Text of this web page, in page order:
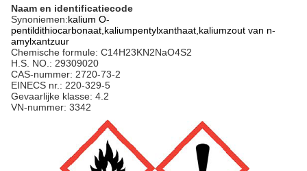
Naam en identificatiecode
Synoniemen:kalium O-
pentildithiocarbonaat kaliumpentylxanthaat kaliumzout van n-
amylxantzuur
Chemische formule: C14H23KN2NaO4S2
H.S. NO.: 29309020
CAS-nummer: 2720-73-2
EINECS nr.: 220-329-5
Gevaarlijke klasse: 4.2
VN-nummer: 3342